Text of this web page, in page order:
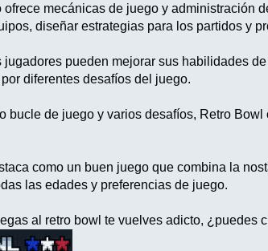
mecánicas de juego y administración
diseñar estrategias para los partidos y
pueden mejorar sus habilidades
diferentes desafíos del juego.
bucle de juego y varios desafíos, Retro
como un buen juego que combina la
las edades y preferencias de juego.
al retro bowl te vuelves adicto, ¿puedes